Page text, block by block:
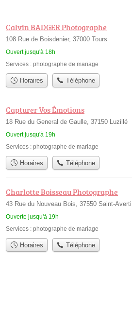
Calvin BADGER Photographe
108 Rue de Boisdenier, 37000 Tours
Ouvert jusqu'à 18h
Services : photographe de mariage
Horaires Téléphone
Capturer Vos Émotions
18 Rue du General de Gaulle, 37150 Luzillé
Ouvert jusqu'à 19h
Services : photographe de mariage
Horaires Téléphone
Charlotte Boisseau Photographe
43 Rue du Nouveau Bois, 37550 Saint-
Ouverte jusqu'à 19h
Services : photographe de mariage
Horaires Téléphone